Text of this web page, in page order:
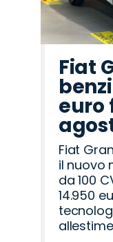
Fiat
euro
Fiat
il nuovo
da 100
14.950